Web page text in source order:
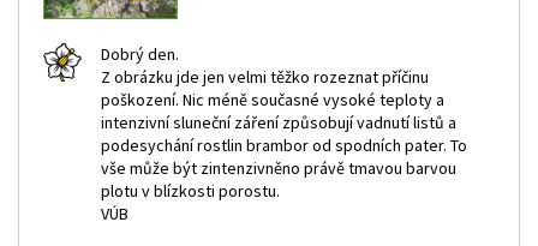
Dobrý den.
Z obrázku jde jen velmi těžko rozeznat příčinu
poškození. Nic méně současné vysoké teploty a
intenzivní sluneční záření způsobují vadnutí listů a
podesychání rostlin brambor od spodních pater. To
vše může být zintenzivněno právě tmavou barvou
plotu v blízkosti porostu.
VÚB